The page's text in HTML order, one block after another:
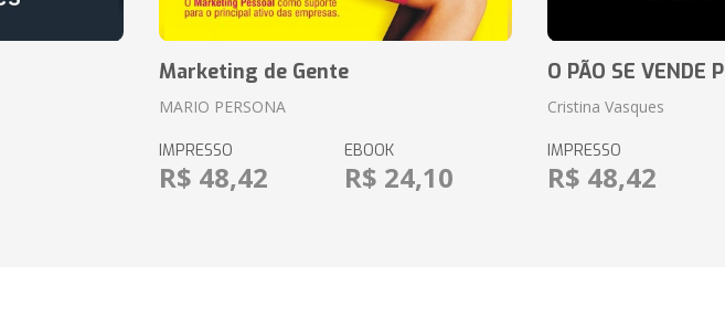
Marketing de Gente
MARIO PERSONA
IMPRESSO
R$ 48,42
EBOOK
R$ 24,10
O PÃO SE VENDE
Cristina Vasques
IMPRESSO
R$ 48,42